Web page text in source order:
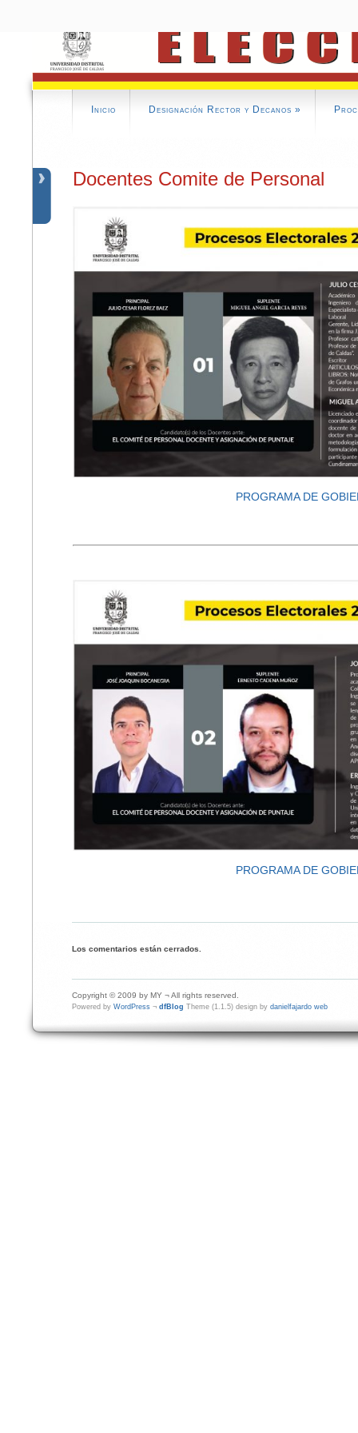
Inicio Designación Rector y Decanos »
Docentes Comite de Personal
PROGRAMA DE
PROGRAMA DE
Los comentarios están cerrados.
Copyright © 2009 by MY ¬ All rights reserved.
Powered by WordPress ¬ dfBlog Theme (1.1.5) design by danielfajardo web